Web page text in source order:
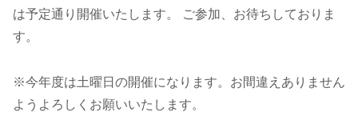
は予定通り開催いたします。 ご参加、お待ちしておりま
す。
※今年度は土曜日の開催になります。お間違えありません
ようよろしくお願いいたします。